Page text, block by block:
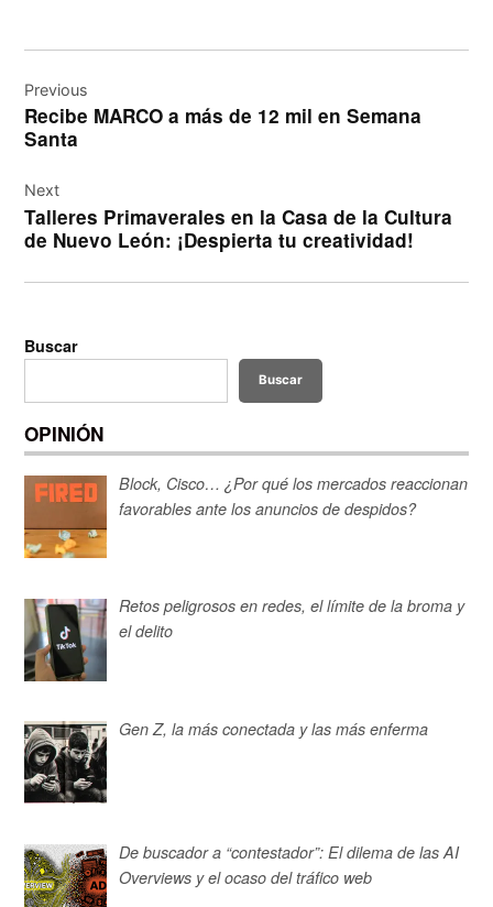
de
entradas
Previous
Recibe MARCO a más de 12 mil en Semana
Santa
Next
Talleres Primaverales en la Casa de la Cultura
de Nuevo León: ¡Despierta tu creatividad!
Buscar
Buscar
OPINIÓN
Block, Cisco… ¿Por qué los mercados reaccionan
favorables ante los anuncios de despidos?
Retos peligrosos en redes, el límite de la broma y
el delito
Gen Z, la más conectada y las más enferma
De buscador a “contestador”: El dilema de las AI
Overviews y el ocaso del tráfico web